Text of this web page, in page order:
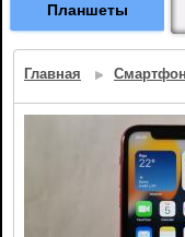
Планшеты
Главная